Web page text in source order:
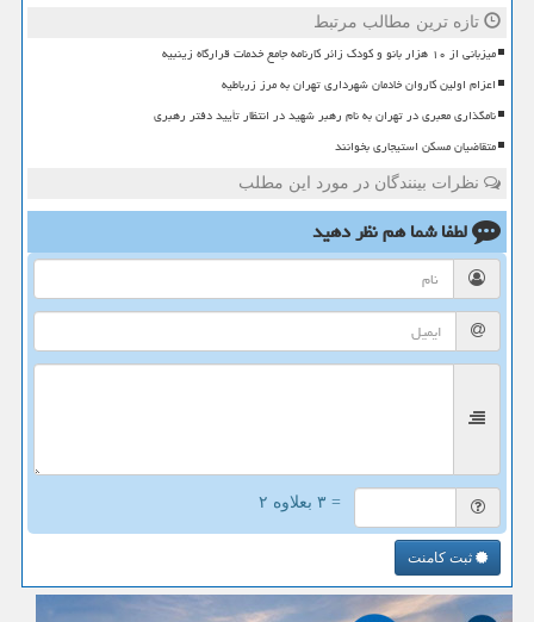
تازه ترین مطالب مرتبط
میزبانی از ۱۰ هزار بانو و کودک زائر کارنامه جامع خدمات قرارگاه زینبیه
اعزام اولین کاروان خادمان شهرداری تهران به مرز زرباطیه
نامگذاری معبری در تهران به نام رهبر شهید در انتظار تأیید دفتر رهبری
متقاضیان مسکن استیجاری بخوانند
نظرات بینندگان در مورد این مطلب
لطفا شما همنظر دهید
= ۳ بعلاوه ۲
ثبت کامنت